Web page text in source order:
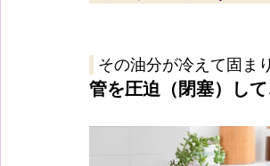
その油分が冷えて固ま
管を圧迫（閉塞）し